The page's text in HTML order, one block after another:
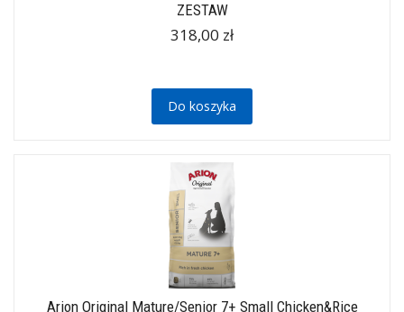
ZESTAW
318,00 zł
Do koszyka
Arion Original Mature/Senior 7+ Small Chicken&Rice